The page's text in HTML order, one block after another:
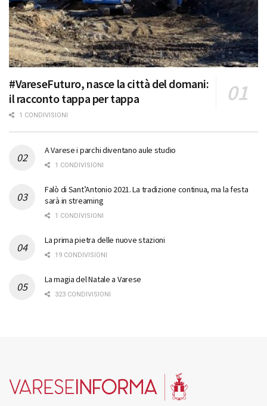
#VareseFuturo, nasce la città del domani:
il racconto tappa per tappa
1 CONDIVISIONI
A Varese i parchi diventano aule studio
1 CONDIVISIONI
Falò di Sant’Antonio 2021. La tradizione continua, ma la festa
sarà in streaming
1 CONDIVISIONI
La prima pietra delle nuove stazioni
19 CONDIVISIONI
La magia del Natale a Varese
323 CONDIVISIONI